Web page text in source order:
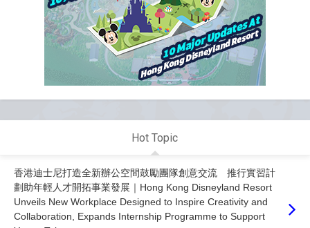
Hot Topic
香港迪士尼打造全新辦公空間鼓勵團隊創意交流 推行實習計
劃助年輕人才開拓事業發展｜Hong Kong Disneyland Resort
Unveils New Workplace Designed to Inspire Creativity and
Collaboration, Expands Internship Programme to Support